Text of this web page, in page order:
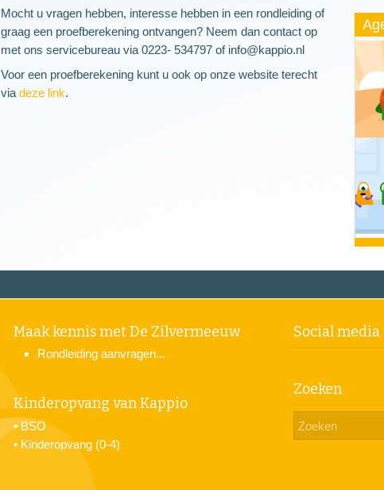
Mocht u vragen hebben, interesse hebben in een rondleiding of
graag een proefberekening ontvangen? Neem dan contact op
met ons servicebureau via 0223- 534797 of info@kappio.nl
Voor een proefberekening kunt u ook op onze website terecht
via deze link.
Maak kennis met De Zilvermeeuw
Rondleiding aanvragen...
Kinderopvang van Kappio
•BSO
• Kinderopvang (0-4)
Social media
Zoeken